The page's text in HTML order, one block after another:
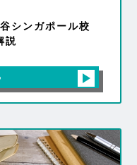
シンガポール校
説